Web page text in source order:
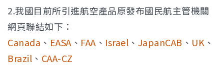
2.我國目前所引進航空產品原發布國民航主管機關
網頁聯結如下：
Canada 、 EASA 、 FAA 、 Israel 、 JapanCAB 、 UK 、
Brazil 、 CAA-CZ